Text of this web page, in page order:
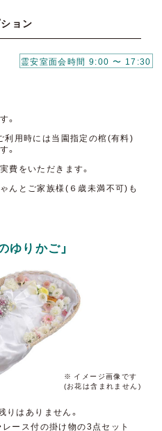
ョン
霊安室面会時間 9:00 〜 17:30
。
利用時には当園指定の棺(有料)
。
費をいただきます。
んとご家族様(６歳未満不可)も
ゆりかご」
※ イメージ画像です
(お花は含まれません)
りはありません。
レース付の掛け物の3点セット